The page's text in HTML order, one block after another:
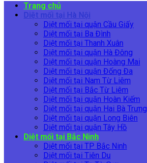
Trang chủ
Diệt mối tại Hà Nội
Diệt mối tại quận Cầu Giấy
Diệt mối tại Ba Đình
Diệt mối tại Thanh Xuân
Diệt mối tại quận Hà Đông
Diệt mối tại quận Hoàng Mai
Diệt mối tại quận Đống Đa
Diệt mối tại Nam Từ Liêm
Diệt mối tại Bắc Từ Liêm
Diệt mối tại quận Hoàn Kiếm
Diệt mối tại quận Hai Bà Trưng
Diệt mối tại quận Long Biên
Diệt mối tại quận Tây Hồ
Diệt mối tại Bắc Ninh
Diệt mối tại TP Bắc Ninh
Diệt mối tại Tiên Du